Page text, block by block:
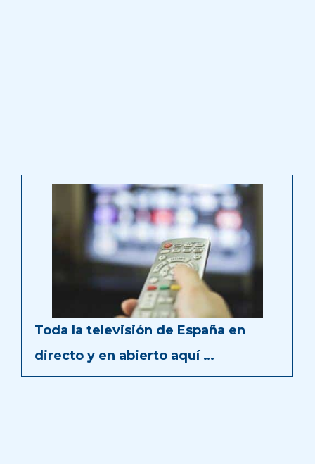
Toda la televisión de España en
directo y en abierto aquí …